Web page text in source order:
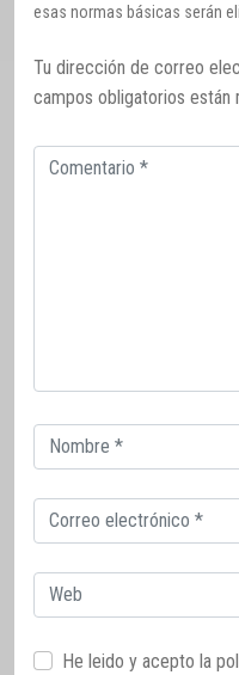
esas normas básicas serán
Tu dirección de correo
campos obligatorios están
Comentario
Correo
electrónico
Correo
electrónico
Web
He leido y acepto la